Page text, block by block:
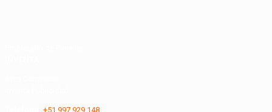
+51 997 929 148